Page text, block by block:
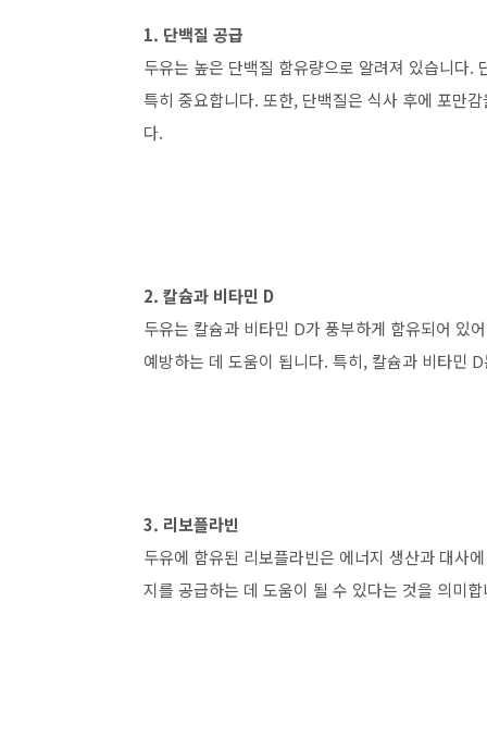
1. 단백질 공급
두유는 높은 단백질 함유량으로 알려져 있습니다.
특히 중요합니다. 또한, 단백질은 식사 후에 포만
다.
2. 칼슘과 비타민 D
두유는 칼슘과 비타민 D가 풍부하게 함유되어 있
예방하는 데 도움이 됩니다. 특히, 칼슘과 비타민
3. 리보플라빈
두유에 함유된 리보플라빈은 에너지 생산과 대사
지를 공급하는 데 도움이 될 수 있다는 것을 의미합